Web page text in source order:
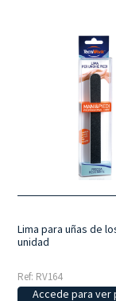
Lima para uñas de
unidad
Ref: RV164
Accede para ver